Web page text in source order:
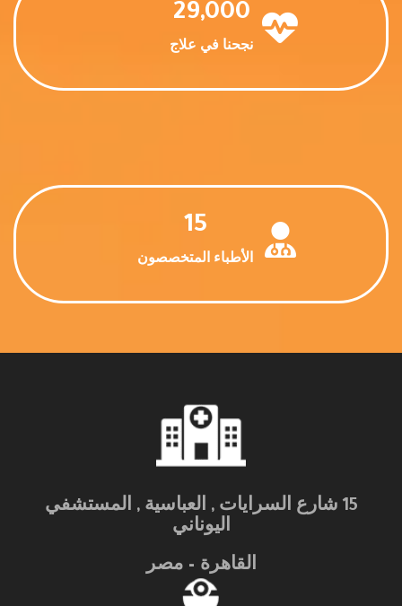
29,000
نجحنا في علاج
15
الأطباء المتخصصون
15 شارع السرايات , العباسية , المستشفي
اليوناني
القاهرة – مصر